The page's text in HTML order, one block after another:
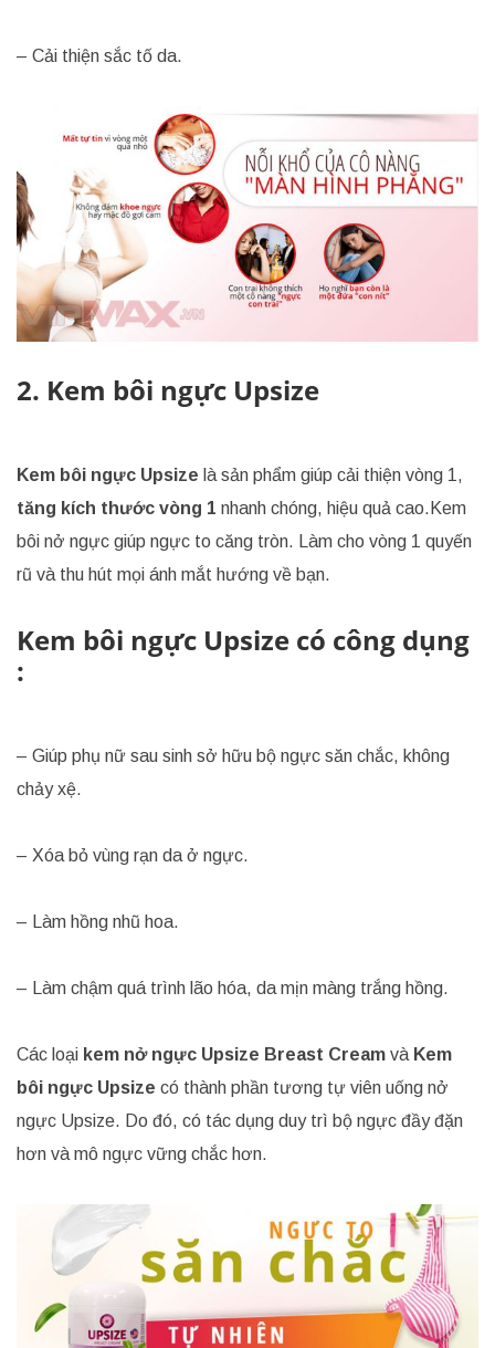
– Cải thiện sắc tố da.
2. Kem bôi ngực Upsize
Kem bôi ngực Upsize là sản phẩm giúp cải thiện vòng 1,
tăng kích thước vòng 1 nhanh chóng, hiệu quả cao.Kem
bôi nở ngực giúp ngực to căng tròn. Làm cho vòng 1 quyến
rũ và thu hút mọi ánh mắt hướng về bạn.
Kem bôi ngực Upsize có công dụng
:
– Giúp phụ nữ sau sinh sở hữu bộ ngực săn chắc, không
chảy xệ.
– Xóa bỏ vùng rạn da ở ngực.
– Làm hồng nhũ hoa.
– Làm chậm quá trình lão hóa, da mịn màng trắng hồng.
Các loại kem nở ngực Upsize Breast Cream và Kem
bôi ngực Upsize có thành phần tương tự viên uống nở
ngực Upsize. Do đó, có tác dụng duy trì bộ ngực đầy đặn
hơn và mô ngực vững chắc hơn.